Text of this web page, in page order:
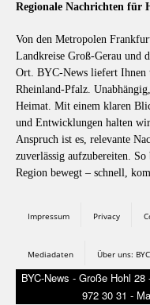
Regionale Nachrichten für
Von den Metropolen
Landkreise Groß-Gerau und
Ort. BYC-News liefert Ihnen
Rheinland-Pfalz.
Heimat. Mit einem klaren
und Entwicklungen halten
Anspruch ist es, relevante
zuverlässig aufzubereiten.
Region bewegt – schnell,
Impressum Privacy
Mediadaten Über uns:
BYC-News - Große Hohl
972 30 31 -